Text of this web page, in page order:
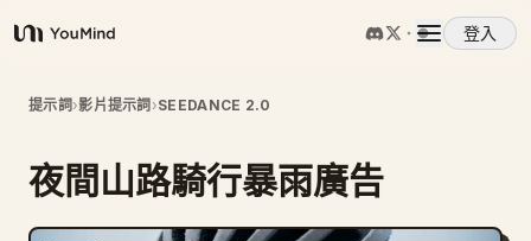
YouMind
登入
概覽
使用案例
提示詞›影片提示詞 ›SEEDANCE 2.0
夜間山路騎行暴雨廣告